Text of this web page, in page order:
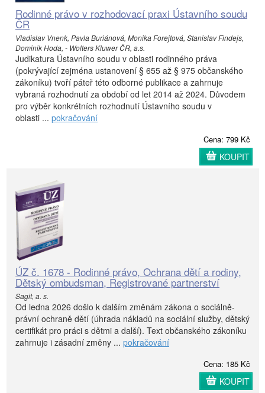
Rodinné právo v rozhodovací praxi Ústavního soudu
ČR
Vladislav Vnenk, Pavla Buriánová, Monika Forejtová, Stanislav Findejs,
Dominik Hoda, - Wolters Kluwer ČR, a.s.
Judikatura Ústavního soudu v oblasti rodinného práva
(pokrývající zejména ustanovení § 655 až § 975 občanského
zákoníku) tvoří páteř této odborné publikace a zahrnuje
vybraná rozhodnutí za období od let 2014 až 2024. Důvodem
pro výběr konkrétních rozhodnutí Ústavního soudu v
oblasti ... pokračování
Cena: 799 Kč
KOUPIT
ÚZ č. 1678 - Rodinné právo, Ochrana dětí a rodiny,
Dětský ombudsman, Registrované partnerství
Sagit, a. s.
Od ledna 2026 došlo k dalším změnám zákona o sociálně-
právní ochraně dětí (úhrada nákladů na sociální služby, dětský
certifikát pro práci s dětmi a další). Text občanského zákoníku
zahrnuje i zásadní změny ... pokračování
Cena: 185 Kč
KOUPIT